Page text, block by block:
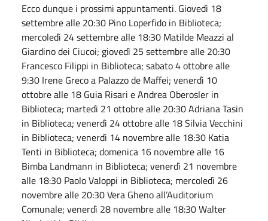
Ecco dunque i prossimi appuntamenti. Giovedì 18
settembre alle 20:30 Pino Loperfido in Biblioteca;
mercoledì 24 settembre alle 18:30 Matilde Meazzi al
Giardino dei Ciucoi; giovedì 25 settembre alle 20:30
Francesco Filippi in Biblioteca; sabato 4 ottobre alle
9:30 Irene Greco a Palazzo de Maffei; venerdì 10
ottobre alle 18 Guia Risari e Andrea Oberosler in
Biblioteca; martedì 21 ottobre alle 20:30 Adriana Tasin
in Biblioteca; venerdì 24 ottobre alle 18 Silvia Vecchini
in Biblioteca; venerdì 14 novembre alle 18:30 Katia
Tenti in Biblioteca; domenica 16 novembre alle 16
Bimba Landmann in Biblioteca; venerdì 21 novembre
alle 18:30 Paolo Valoppi in Biblioteca; mercoledì 26
novembre alle 20:30 Vera Gheno all’Auditorium
Comunale; venerdì 28 novembre alle 18:30 Walter